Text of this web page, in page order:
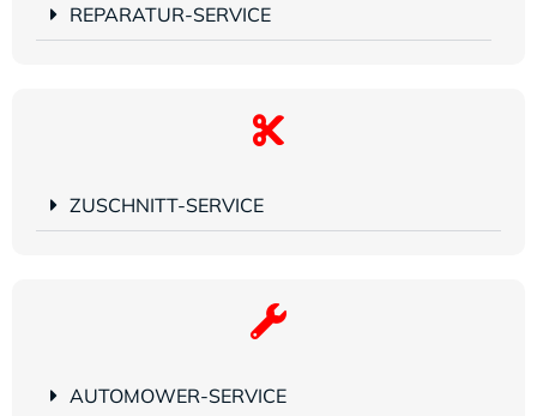
REPARATUR-SERVICE
ZUSCHNITT-SERVICE
AUTOMOWER-SERVICE